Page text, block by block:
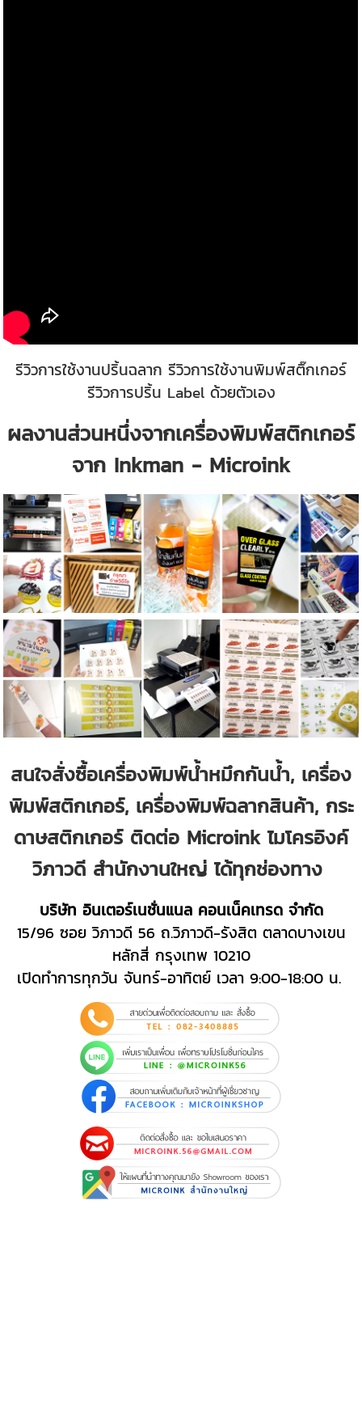
รีวิวการใช้งานปริ้นฉลาก รีวิวการใช้งานพิมพ์สติ๊กเกอร์
รีวิวการปริ้น Label ด้วยตัวเอง
ผลงานส่วนหนึ่งจากเครื่องพิมพ์สติกเกอร์
จาก Inkman - Microink
สนใจสั่งซื้อเครื่องพิมพ์น้ำหมึกกันน้ำ, เครื่อง
พิมพ์สติกเกอร์, เครื่องพิมพ์ฉลากสินค้า, กระ
ดาษสติกเกอร์ ติดต่อ Microink ไมโครอิงค์
วิภาวดี สำนักงานใหญ่ ได้ทุกช่องทาง
บริษัท อินเตอร์เนชั่นแนล คอนเน็คเทรด จำกัด
15/96 ซอย วิภาวดี 56 ถ.วิภาวดี-รังสิต ตลาดบางเขน
หลักสี่ กรุงเทพ 10210
เปิดทำการทุกวัน จันทร์-อาทิตย์ เวลา 9:00-18:00 น.